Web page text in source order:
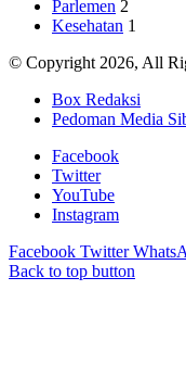
Parlemen 2
Kesehatan 1
© Copyright 2026, All
Box Redaksi
Pedoman Media
Facebook
Twitter
YouTube
Instagram
Facebook Twitter
Back to top button